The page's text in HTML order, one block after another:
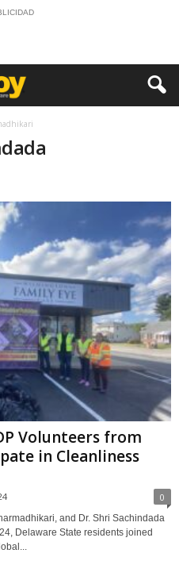
Volunteers from
in Cleanliness
0
and Dr. Shri Sachindada
Delaware State residents joined